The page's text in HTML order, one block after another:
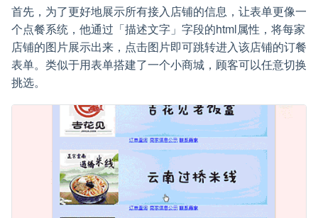
首先，为了更好地展示所有接入店铺的信息，让表单更像一
个点餐系统，他通过「描述文字」字段的html属性，将每家
店铺的图片展示出来，点击图片即可跳转进入该店铺的订餐
表单。类似于用表单搭建了一个小商城，顾客可以任意切换
挑选。